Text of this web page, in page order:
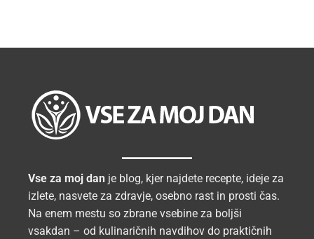
Vse za moj dan je blog, kjer najdete recepte, ideje za
izlete, nasvete za zdravje, osebno rast in prosti čas.
Na enem mestu so zbrane vsebine za boljši
vsakdan – od kulinaričnih navdihov do praktičnih